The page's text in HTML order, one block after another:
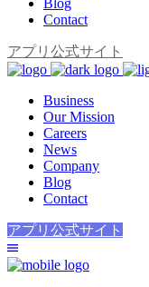
Blog
Contact
アプリ公式サイト
Business
Our Mission
Careers
News
Company
Blog
Contact
アプリ公式サイト